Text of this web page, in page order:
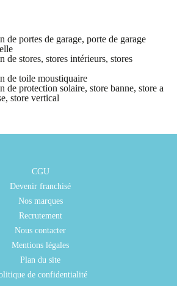
de portes de garage, porte de garage
de stores, stores intérieurs, stores
de toile moustiquaire
de protection solaire, store banne, store a
store vertical
CGU
Devenir franchisé
Nos marques
Recrutement
Nous contacter
Mentions légales
Plan du site
de confidentialité